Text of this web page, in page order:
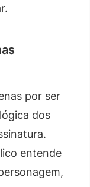
por ser
dos
entende